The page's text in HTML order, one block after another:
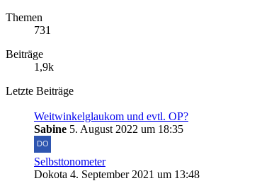
Themen
731
Beiträge
1,9k
Letzte Beiträge
Weitwinkelglaukom und evtl. OP?
Sabine 5. August 2022 um 18:35
Selbsttonometer
Dokota 4. September 2021 um 13:48